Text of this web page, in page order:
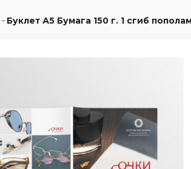
- Буклет А5 Бумага 150 г. 1 сгиб